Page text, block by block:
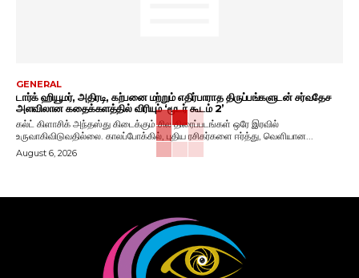
GENERAL
டார்க் ஹியூமர், அதிரடி, கற்பனை மற்றும் எதிர்பாராத திருப்பங்களுடன் சர்வதேச
அளவிலான கதைக்களத்தில் விரியும் ‘மூடர் கூடம் 2’
கல்ட் கிளாசிக் அந்தஸ்து கிடைக்கும் சில திரைப்படங்கள் ஒரே இரவில்
உருவாகிவிடுவதில்லை. காலப்போக்கில், புதிய ரசிகர்களை ஈர்த்து, வெளியான...
August 6, 2026